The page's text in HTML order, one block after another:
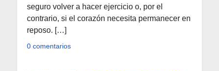
seguro volver a hacer ejercicio o, por el
contrario, si el corazón necesita permanecer en
reposo. […]
0 comentarios